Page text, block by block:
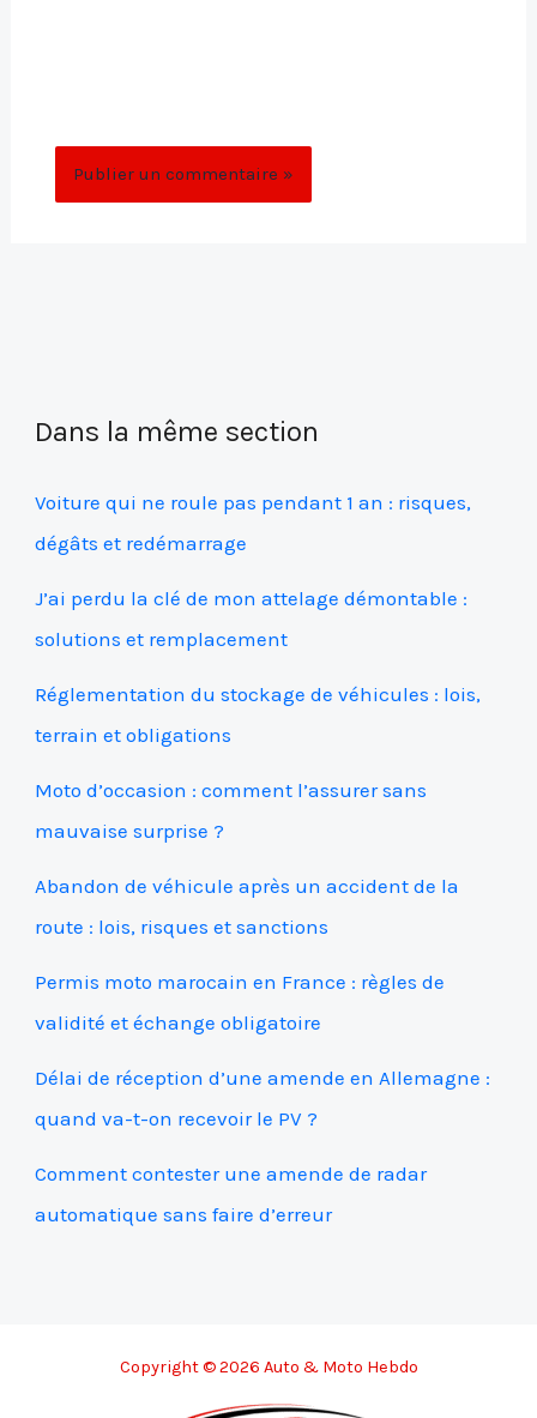
Dans la même section
Voiture qui ne roule pas pendant 1 an : risques,
dégâts et redémarrage
J’ai perdu la clé de mon attelage démontable :
solutions et remplacement
Réglementation du stockage de véhicules : lois,
terrain et obligations
Moto d’occasion : comment l’assurer sans
mauvaise surprise ?
Abandon de véhicule après un accident de la
route : lois, risques et sanctions
Permis moto marocain en France : règles de
validité et échange obligatoire
Délai de réception d’une amende en Allemagne :
quand va-t-on recevoir le PV ?
Comment contester une amende de radar
automatique sans faire d’erreur
Copyright © 2026 Auto & Moto Hebdo